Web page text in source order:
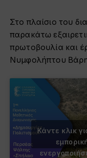
Στο πλαίσιο του
παρακάτω
πρωτοβουλία και
Νυμφολήπτου
Κάντε κλικ